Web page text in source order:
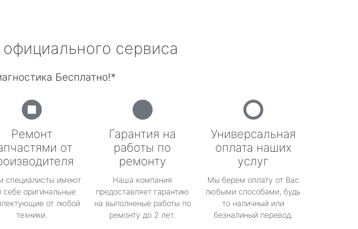
сервиса
Бесплатно!*
Ремонт
от
специалисты имеют
себе оригинальные
от любой
техники.
Гарантия на
работы по
ремонту
Наша компания
предоставляет гарантию
на выполненые работы по
ремонту до 2 лет.
Универсальная
оплата наших
услуг
Мы берем оплату от Вас
любыми способами, будь
то наличный или
безналиный перевод.